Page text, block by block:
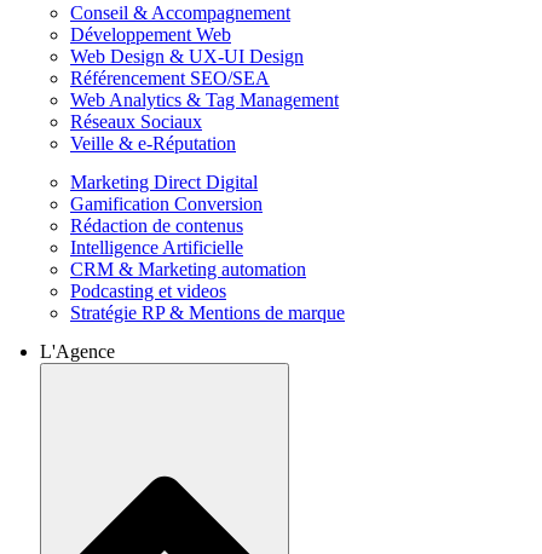
Conseil & Accompagnement
Développement Web
Web Design & UX-UI Design
Référencement SEO/SEA
Web Analytics & Tag Management
Réseaux Sociaux
Veille & e-Réputation
Marketing Direct Digital
Gamification Conversion
Rédaction de contenus
Intelligence Artificielle
CRM & Marketing automation
Podcasting et videos
Stratégie RP & Mentions de marque
L'Agence